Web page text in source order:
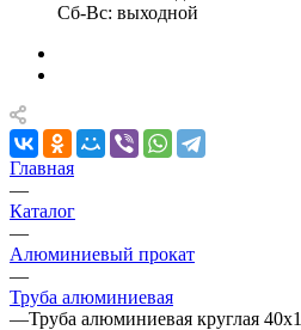
Сб-Вс: выходной
Главная
—
Каталог
—
Алюминиевый прокат
—
Труба алюминиевая
—Труба алюминиевая круглая